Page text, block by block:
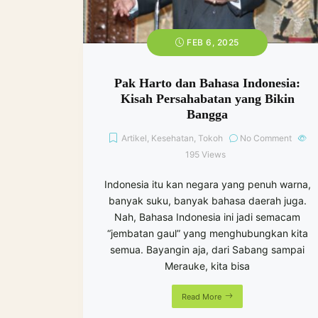
FEB 6, 2025
Pak Harto dan Bahasa Indonesia:
Kisah Persahabatan yang Bikin
Bangga
Artikel, Kesehatan, Tokoh
No Comment
195 Views
Indonesia itu kan negara yang penuh warna,
banyak suku, banyak bahasa daerah juga.
Nah, Bahasa Indonesia ini jadi semacam
“jembatan gaul” yang menghubungkan kita
semua. Bayangin aja, dari Sabang sampai
Merauke, kita bisa
Read More